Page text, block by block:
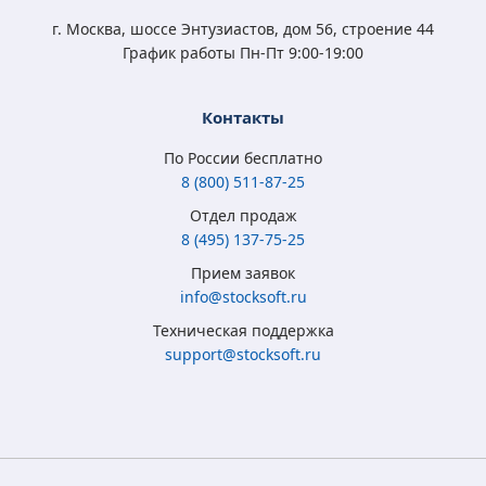
(x32/x64) RU ESD
Professional
(x32/x64) RU
4 050
1 850
10 Home (x32/x64)
All Lng Digital Key
10 Professional (x64)
RU OEM сертификат
5 350
3 460
г. Москва, шоссе Энтузиастов, дом 56, строение 44
График работы Пн-Пт 9:00-19:00
Контакты
По России бесплатно
8 (800) 511-87-25
Отдел продаж
8 (495) 137-75-25
Прием заявок
info@stocksoft.ru
Техническая поддержка
support@stocksoft.ru